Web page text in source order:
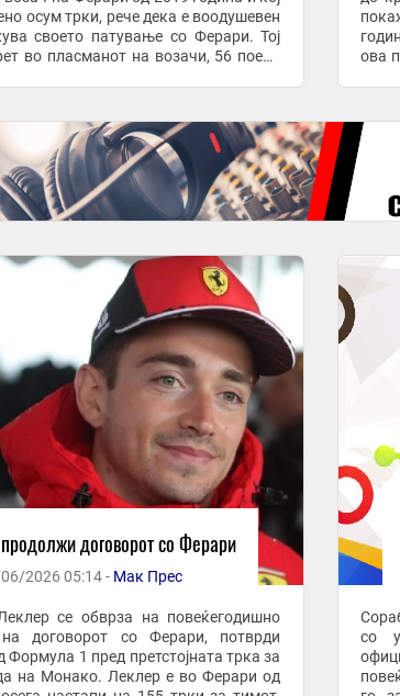
осум трки, рече дека е воодушевен
своето патување со Ферари. Тој
во пласманот на возачи, 56 поени
ова
договорот со Ферари
2026 05:14 - Мак Прес
се обврза на повеќегодишно
договорот со Ферари, потврди
Формула 1 пред претстојната трка за
на Монако. Леклер е во Ферари од
со